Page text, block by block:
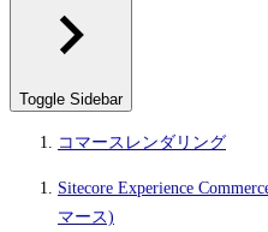
Toggle Sidebar
コマースレンダリング
Sitecore Experience
マース)